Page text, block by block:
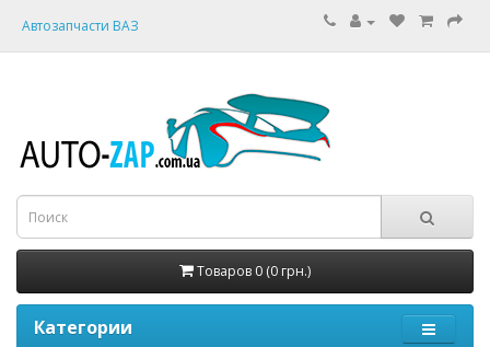
Автозапчасти ВАЗ
Товаров 0 (0 грн.)
Категории